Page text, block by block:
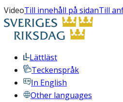
VideoTill innehåll på sidanTill
Lättläst
Teckenspråk
In English
Other languages